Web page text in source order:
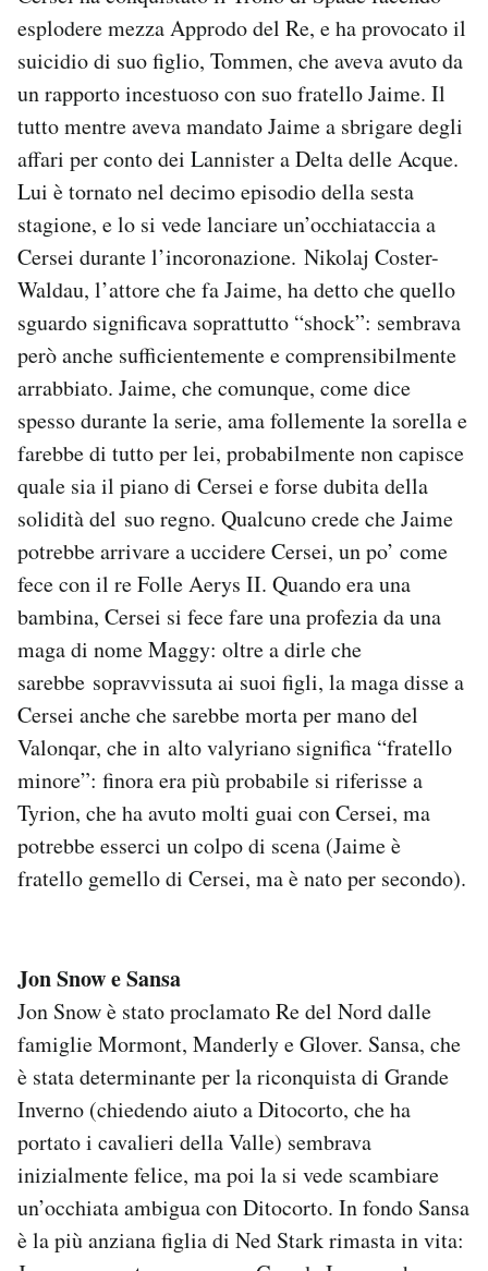
esplodere mezza Approdo del Re, e ha provocato il
suicidio di suo figlio, Tommen, che aveva avuto da
un rapporto incestuoso con suo fratello Jaime. Il
tutto mentre aveva mandato Jaime a sbrigare degli
affari per conto dei Lannister a Delta delle Acque.
Lui è tornato nel decimo episodio della sesta
stagione, e lo si vede lanciare un’occhiataccia a
Cersei durante l’incoronazione. Nikolaj Coster-
Waldau, l’attore che fa Jaime, ha detto che quello
sguardo significava soprattutto “shock”: sembrava
però anche sufficientemente e comprensibilmente
arrabbiato. Jaime, che comunque, come dice
spesso durante la serie, ama follemente la sorella e
farebbe di tutto per lei, probabilmente non capisce
quale sia il piano di Cersei e forse dubita della
solidità del suo regno. Qualcuno crede che Jaime
potrebbe arrivare a uccidere Cersei, un po’ come
fece con il re Folle Aerys II. Quando era una
bambina, Cersei si fece fare una profezia da una
maga di nome Maggy: oltre a dirle che
sarebbe sopravvissuta ai suoi figli, la maga disse a
Cersei anche che sarebbe morta per mano del
Valonqar, che in alto valyriano significa “fratello
minore”: finora era più probabile si riferisse a
Tyrion, che ha avuto molti guai con Cersei, ma
potrebbe esserci un colpo di scena (Jaime è
fratello gemello di Cersei, ma è nato per secondo).
Jon Snow e Sansa
Jon Snow è stato proclamato Re del Nord dalle
famiglie Mormont, Manderly e Glover. Sansa, che
è stata determinante per la riconquista di Grande
Inverno (chiedendo aiuto a Ditocorto, che ha
portato i cavalieri della Valle) sembrava
inizialmente felice, ma poi la si vede scambiare
un’occhiata ambigua con Ditocorto. In fondo Sansa
è la più anziana figlia di Ned Stark rimasta in vita: